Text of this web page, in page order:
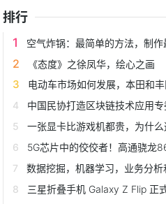
排行
空气炸锅：最简单的方法，制
《态度》之徐凤华，绘心之画
电动车市场如何发展，本田和丰田
中国民协打造区块链技术应用专委
一张显卡比游戏机都贵，为什么
5G芯片中的佼佼者！高通骁龙
数据挖掘，机器学习，业务分
三星折叠手机 Galaxy Z Flip 正式